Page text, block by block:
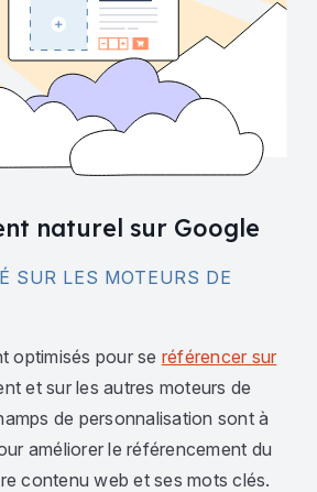
naturel sur Google
SUR LES MOTEURS DE
optimisés pour se référencer sur
et sur les autres moteurs de
de personnalisation sont à
améliorer le référencement du
contenu web et ses mots clés.